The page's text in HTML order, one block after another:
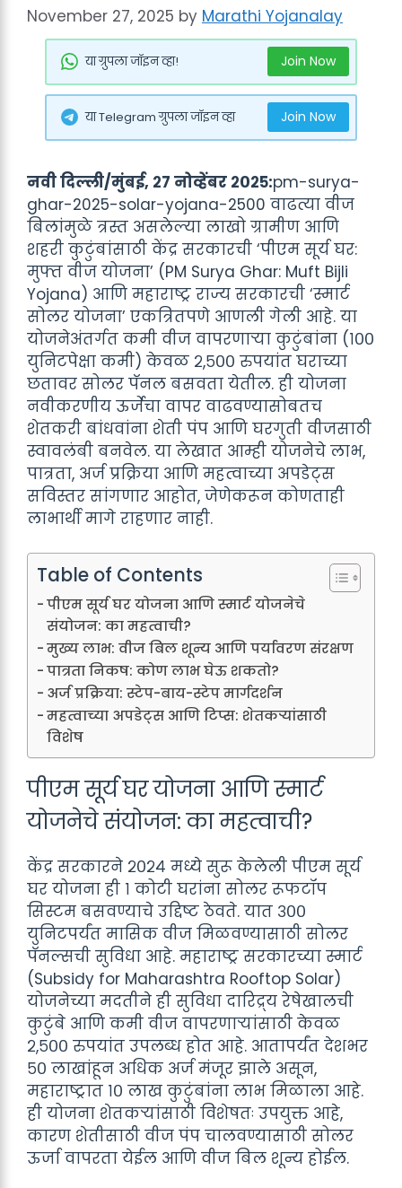
November 27, 2025 by Marathi Yojanalay
या ग्रुपला जॉइन व्हा! Join Now
या Telegram ग्रुपला जॉइन व्हा Join Now
नवी दिल्ली/मुंबई, २७ नोव्हेंबर २०२५:pm-surya-
ghar-2025-solar-yojana-2500 वाढत्या वीज
बिलांमुळे त्रस्त असलेल्या लाखो ग्रामीण आणि
शहरी कुटुंबांसाठी केंद्र सरकारची ‘पीएम सूर्य घर:
मुफ्त वीज योजना’ (PM Surya Ghar: Muft Bijli
Yojana) आणि महाराष्ट्र राज्य सरकारची ‘स्मार्ट
सोलर योजना’ एकत्रितपणे आणली गेली आहे. या
योजनेअंतर्गत कमी वीज वापरणाऱ्या कुटुंबांना (१००
युनिटपेक्षा कमी) केवळ २,५०० रुपयांत घराच्या
छतावर सोलर पॅनल बसवता येतील. ही योजना
नवीकरणीय ऊर्जेचा वापर वाढवण्यासोबतच
शेतकरी बांधवांना शेती पंप आणि घरगुती वीजसाठी
स्वावलंबी बनवेल. या लेखात आम्ही योजनेचे लाभ,
पात्रता, अर्ज प्रक्रिया आणि महत्वाच्या अपडेट्स
सविस्तर सांगणार आहोत, जेणेकरून कोणताही
लाभार्थी मागे राहणार नाही.
Table of Contents
पीएम सूर्य घर योजना आणि स्मार्ट योजनेचे
संयोजन: का महत्वाची?
मुख्य लाभ: वीज बिल शून्य आणि पर्यावरण संरक्षण
पात्रता निकष: कोण लाभ घेऊ शकतो?
अर्ज प्रक्रिया: स्टेप-बाय-स्टेप मार्गदर्शन
महत्वाच्या अपडेट्स आणि टिप्स: शेतकऱ्यांसाठी
विशेष
पीएम सूर्य घर योजना आणि स्मार्ट
योजनेचे संयोजन: का महत्वाची?
केंद्र सरकारने २०२४ मध्ये सुरू केलेली पीएम सूर्य
घर योजना ही १ कोटी घरांना सोलर रूफटॉप
सिस्टम बसवण्याचे उद्दिष्ट ठेवते. यात ३००
युनिटपर्यंत मासिक वीज मिळवण्यासाठी सोलर
पॅनल्सची सुविधा आहे. महाराष्ट्र सरकारच्या स्मार्ट
(Subsidy for Maharashtra Rooftop Solar)
योजनेच्या मदतीने ही सुविधा दारिद्र्य रेषेखालची
कुटुंबे आणि कमी वीज वापरणाऱ्यांसाठी केवळ
२,५०० रुपयांत उपलब्ध होत आहे. आतापर्यंत देशभर
५० लाखांहून अधिक अर्ज मंजूर झाले असून,
महाराष्ट्रात १० लाख कुटुंबांना लाभ मिळाला आहे.
ही योजना शेतकऱ्यांसाठी विशेषतः उपयुक्त आहे,
कारण शेतीसाठी वीज पंप चालवण्यासाठी सोलर
ऊर्जा वापरता येईल आणि वीज बिल शून्य होईल.